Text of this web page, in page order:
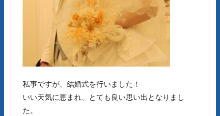
私事ですが、結婚式を行いました！
いい天気に恵まれ、とても良い思い出となりまし
た。